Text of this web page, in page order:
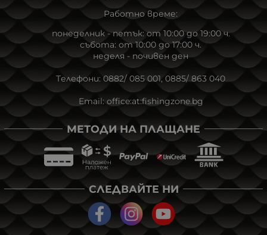
Работно време:
понеделник - петък: от 10:00 до 19:00 ч.
събота: от 10:00 до 17:00 ч.
неделя - почивен ден
Tелефони: 0882/ 085 001, 0885/ 863 040
Email: office:at:fishingzone.bg
МЕТОДИ НА ПЛАЩАНЕ
СЛЕДВАЙТЕ НИ